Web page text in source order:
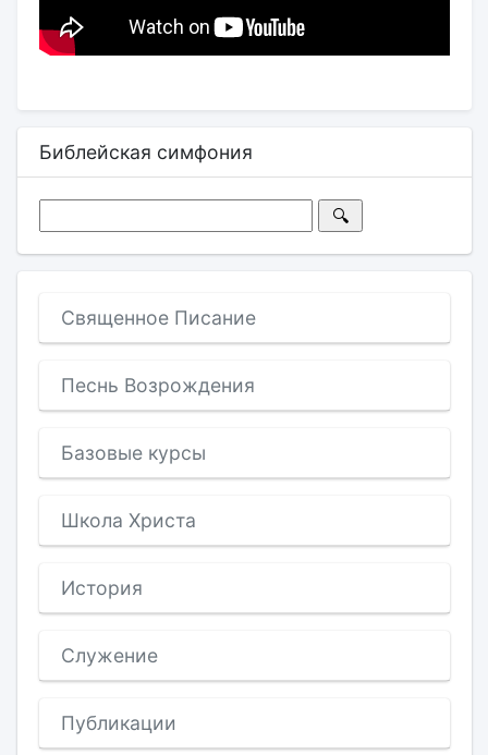
Библейская симфония
Священное Писание
Песнь Возрождения
Базовые курсы
Школа Христа
История
Служение
Публикации